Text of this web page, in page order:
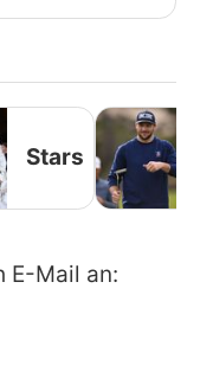
Stars
E-Mail an: